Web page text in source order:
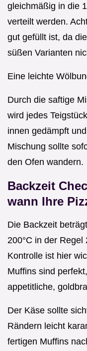
gleichmäßig in die
verteilt werden.
gut gefüllt ist, da
süßen Varianten
Eine leichte
Durch die saftige
wird jedes
innen gedämpft
Mischung sollte
den Ofen wandern.
Backzeit
wann Ihre
Die Backzeit
200°C in der
Kontrolle ist hier
Muffins sind
appetitliche,
Der Käse sollte
Rändern leicht
fertigen Muffins